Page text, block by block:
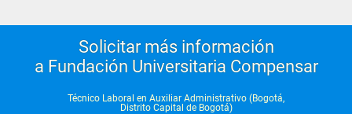
III SemestreSolicitar más información
a Fundación Universitaria Compensar
Técnico Laboral en Auxiliar Administrativo (Bogotá,
Distrito Capital de Bogotá)